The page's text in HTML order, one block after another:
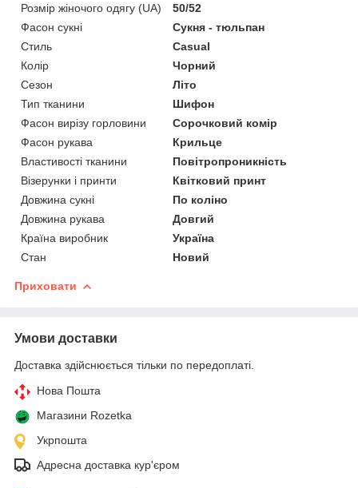
Розмір жіночого одягу (UA)
50/52
Фасон сукні
Сукня - тюльпан
Стиль
Casual
Колір
Чорний
Сезон
Літо
Тип тканини
Шифон
Фасон вирізу горловини
Сорочковий комір
Фасон рукава
Крильце
Властивості тканини
Повітропроникність
Візерунки і принти
Квітковий принт
Довжина сукні
По коліно
Довжина рукава
Довгий
Країна виробник
Україна
Стан
Новий
Приховати
Умови доставки
Доставка здійснюється тільки по передоплаті.
Нова Пошта
Магазини Rozetka
Укрпошта
Адресна доставка кур'єром